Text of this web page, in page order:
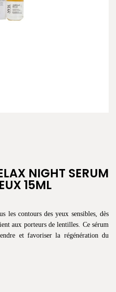
NIGHT SERUM
15ML
les contours des yeux sensibles, dès
aux porteurs de lentilles. Ce sérum
et favoriser la régénération du